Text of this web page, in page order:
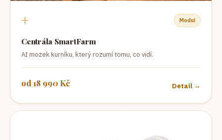
+ Modul
Centrála SmartFarm
AI mozek kurníku, který rozumí tomu, co vidí.
od 18 990 Kč Detail →